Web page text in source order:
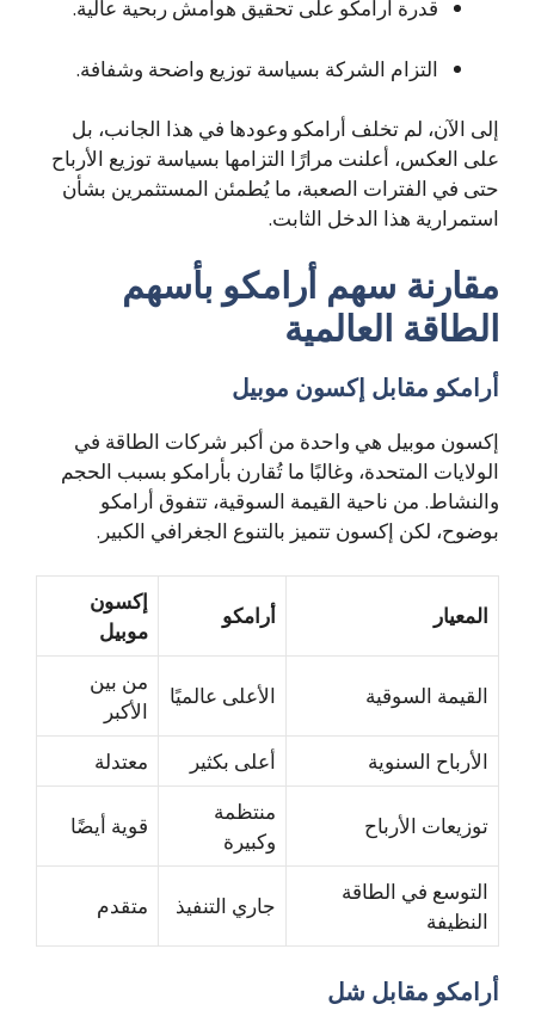
قدرة أرامكو على تحقيق هوامش ربحية عالية.
التزام الشركة بسياسة توزيع واضحة وشفافة.
إلى الآن، لم تخلف أرامكو وعودها في هذا الجانب، بل
على العكس، أعلنت مرارًا التزامها بسياسة توزيع الأرباح
حتى في الفترات الصعبة، ما يُطمئن المستثمرين بشأن
استمرارية هذا الدخل الثابت.
مقارنة سهم أرامكو بأسهم
الطاقة العالمية
أرامكو مقابل إكسون موبيل
إكسون موبيل هي واحدة من أكبر شركات الطاقة في
الولايات المتحدة، وغالبًا ما تُقارن بأرامكو بسبب الحجم
والنشاط. من ناحية القيمة السوقية، تتفوق أرامكو
بوضوح، لكن إكسون تتميز بالتنوع الجغرافي الكبير.
المعيار أرامكو
إكسون
موبيل
القيمة السوقية الأعلى عالميًا
من بين
الأكبر
الأرباح السنوية
أعلى بكثير معتدلة
توزيعات الأرباح
منتظمة
وكبيرة
قوية أيضًا
التوسع في الطاقة
النظيفة
جاري التنفيذ متقدم
أرامكو مقابل شل